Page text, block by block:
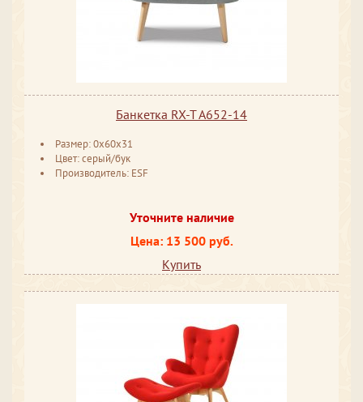
Банкетка RX-T A652-14
Размер: 0x60x31
Цвет: серый/бук
Производитель: ESF
Уточните наличие
Цена: 13 500 руб.
Купить